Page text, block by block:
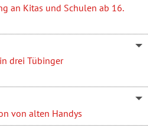
an Kitas und Schulen ab 16.
drei Tübinger
von alten Handys